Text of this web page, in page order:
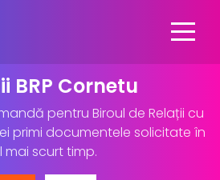
BRP Cornetu
pentru Biroul de Relații cu
primi documentele solicitate în
mai scurt timp.